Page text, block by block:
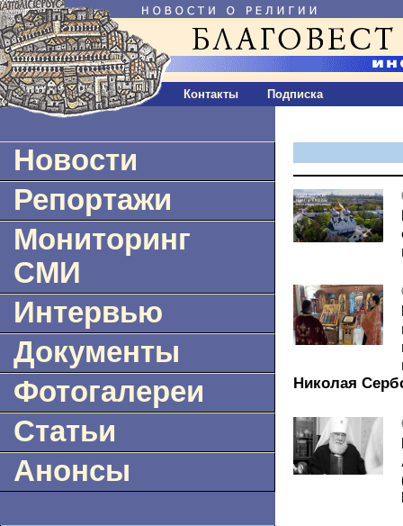
Контакты Подписка
Новости
Репортажи
Мониторинг
СМИ
Интервью
Документы
Фотогалереи
Статьи
Анонсы
Николая